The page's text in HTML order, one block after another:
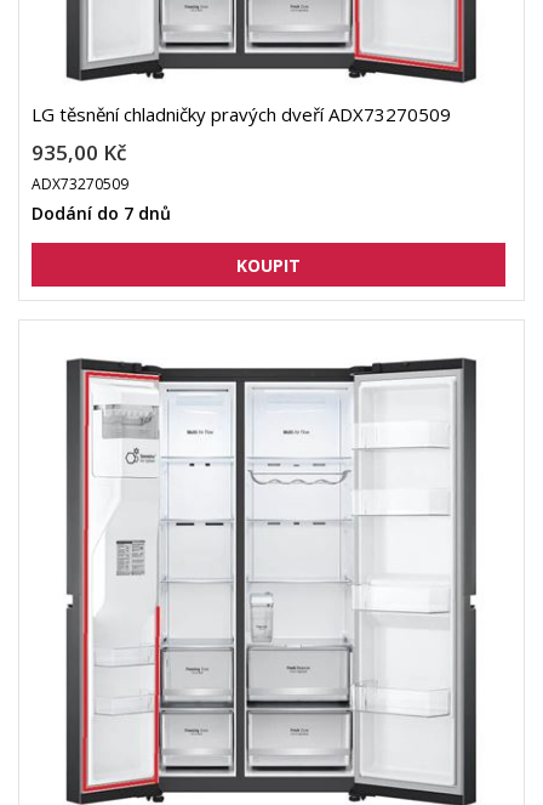
LG těsnění chladničky pravých dveří ADX73270509
935,00 Kč
ADX73270509
Dodání do 7 dnů